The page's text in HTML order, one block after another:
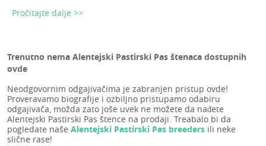
Pročitajte dalje >>
Trenutno nema Alentejski Pastirski Pas štenaca dostupnih
ovde
Neodgovornim odgajivačima je zabranjen pristup ovde!
Proveravamo biografije i ozbiljno pristupamo odabiru
odgajivača, možda zato joše uvek ne možete da nađete
Alentejski Pastirski Pas štence na prodaji. Treabalo bi da
pogledate naše Alentejski Pastirski Pas breeders ili neke
slične rase!